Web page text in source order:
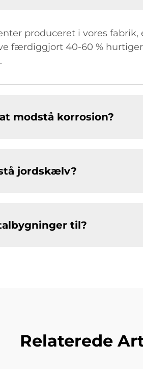
produceret i vores
færdiggjort 40-60 %
modstå korrosion?
jordskælv?
til?
Relaterede